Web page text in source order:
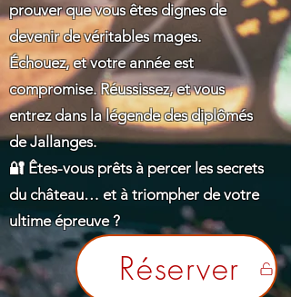
prouver que vous êtes dignes de
devenir de véritables mages.
Échouez, et votre année est
compromise. Réussissez, et vous
entrez dans la légende des diplômés
de Jallanges.
🔐 Êtes-vous prêts à percer les secrets
du château… et à triompher de votre
ultime épreuve ?
Réserver